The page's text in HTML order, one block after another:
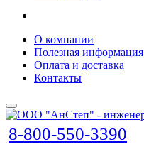
О компании
Полезная информация
Оплата и доставка
Контакты
8-800-550-3390